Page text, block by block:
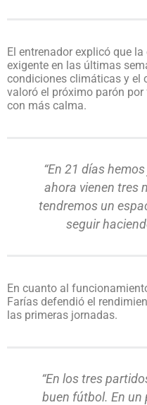
El entrenador explicó que
exigente en las últimas
condiciones climáticas y el
valoró el próximo parón
con más calma.
“En 21 días
ahora vienen tres
tendremos un
seguir
En cuanto al
Farías defendió el
las primeras jornadas.
“En los tres
buen fútbol. En un